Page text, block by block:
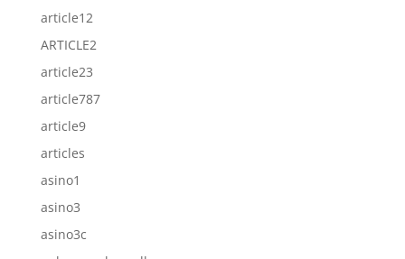
article12
ARTICLE2
article23
article787
article9
articles
asino1
asino3
asino3c